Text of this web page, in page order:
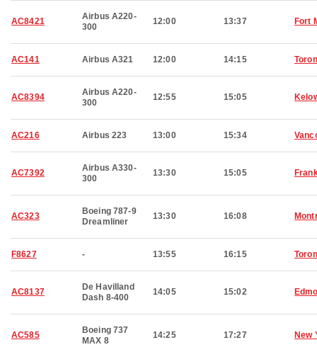
AC8421
Airbus A220-
300
12:00 13:37 Fort
AC141 Airbus A321 12:00 14:15
AC8394
Airbus A220-
300
12:55 15:05
AC216 Airbus 223 13:00 15:34
AC7392
Airbus A330-
300
13:30 15:05
AC323
Boeing 787-9
Dreamliner
13:30 16:08
F8627 - 13:55 16:15
AC8137
De Havilland
Dash 8-400
14:05 15:02
AC585
Boeing 737
MAX 8
14:25 17:27 New